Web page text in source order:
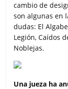
cambio de
son algunas en
dudas: El
Legión, Caídos
Noblejas.
Una jueza ha